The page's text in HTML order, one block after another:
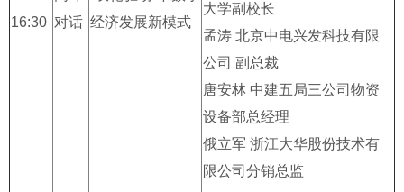
16:30 对话 经济发展新模式
大学副校长
孟涛 北京中电兴发科技有限
公司 副总裁
唐安林 中建五局三公司物资
设备部总经理
俄立军 浙江大华股份技术有
限公司分销总监